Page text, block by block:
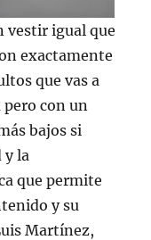
vestir igual que
exactamente
que vas a
con un
bajos si
y la
que permite
y su
Martínez,